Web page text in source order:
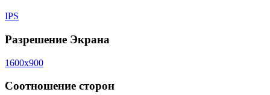
IPS
Разрешение Экрана
1600x900
Соотношение сторон